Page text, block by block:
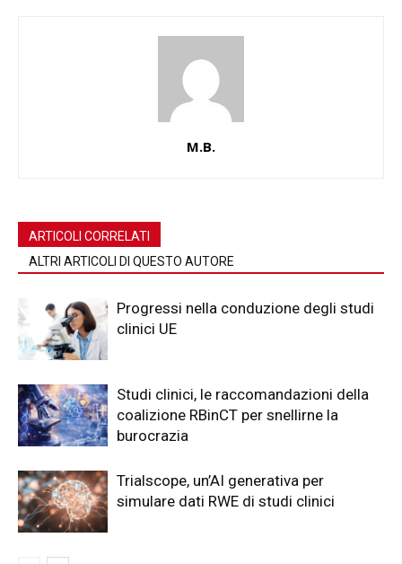
M.B.
ARTICOLI CORRELATI
ALTRI ARTICOLI DI QUESTO AUTORE
Progressi nella conduzione degli studi
clinici UE
Studi clinici, le raccomandazioni della
coalizione RBinCT per snellirne la
burocrazia
Trialscope, un’AI generativa per
simulare dati RWE di studi clinici